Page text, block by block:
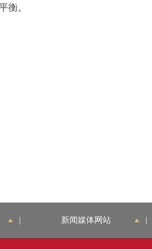
衡。
新闻媒体网站